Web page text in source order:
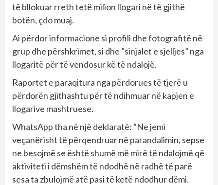
të bllokuar rreth tetë milion llogari në të gjithë
botën, çdo muaj.
Ai përdor informacione si profili dhe fotografitë në
grup dhe përshkrimet, si dhe “sinjalet e sjelljes” nga
llogaritë për të vendosur kë të ndalojë.
Raportet e paraqitura nga përdorues të tjerë u
përdorën gjithashtu për të ndihmuar në kapjen e
llogarive mashtruese.
WhatsApp tha në një deklaratë: “Ne jemi
veçanërisht të përqendruar në parandalimin, sepse
ne besojmë se është shumë më mirë të ndalojmë që
aktiviteti i dëmshëm të ndodhë në radhë të parë
sesa ta zbulojmë atë pasi të ketë ndodhur dëmi.